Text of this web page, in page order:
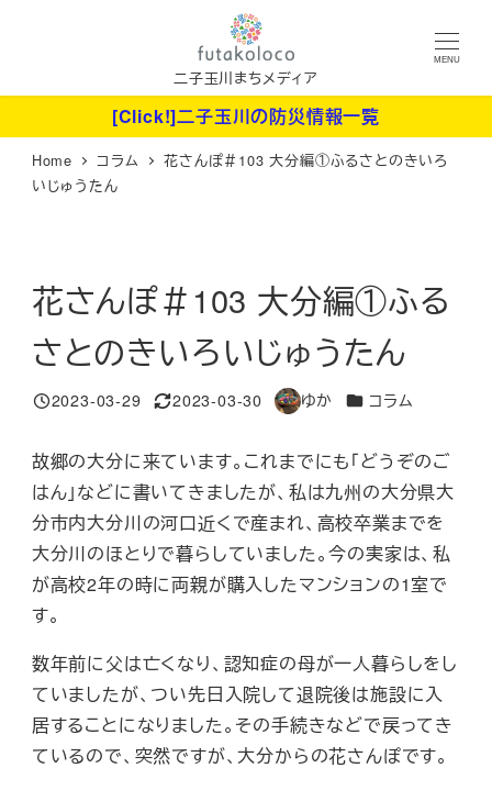
ン
二子玉川まちメディア
MENU
[Click!]二子玉川の防災情報一覧
Home コラム
花さんぽ＃103 大分編①ふるさとのきいろ
いじゅうたん
花さんぽ＃103 大分編①ふる
さとのきいろいじゅうたん
投稿日
2023-03-29
更新日
2023-03-30
著
ゆか カテゴリー
コラム
故郷の大分に来ています。これまでにも「どうぞのご
はん」などに書いてきましたが、私は九州の大分県大
分市内大分川の河口近くで産まれ、高校卒業までを
大分川のほとりで暮らしていました。今の実家は、私
が高校2年の時に両親が購入したマンションの1室で
す。
数年前に父は亡くなり、認知症の母が一人暮らしをし
ていましたが、つい先日入院して退院後は施設に入
居することになりました。その手続きなどで戻ってき
ているので、突然ですが、大分からの花さんぽです。